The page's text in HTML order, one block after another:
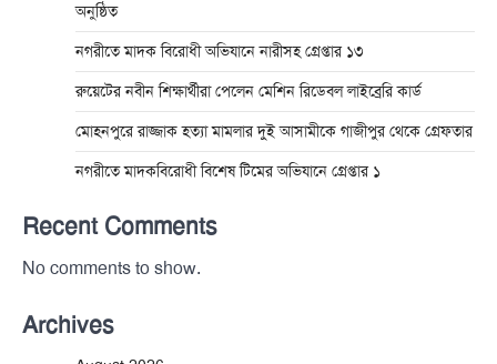
অনুষ্ঠিত
নগরীতে মাদক বিরোধী অভিযানে নারীসহ গ্রেপ্তার ১৩
রুয়েটের নবীন শিক্ষার্থীরা পেলেন মেশিন রিডেবল লাইব্রেরি কার্ড
মোহনপুরে রাজ্জাক হত্যা মামলার দুই আসামীকে গাজীপুর থেকে গ্রেফতার
নগরীতে মাদকবিরোধী বিশেষ টিমের অভিযানে গ্রেপ্তার ১
Recent Comments
No comments to show.
Archives